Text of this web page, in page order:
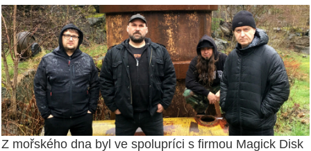
Z mořského dna byl ve spolupríci s firmou Magick Disk